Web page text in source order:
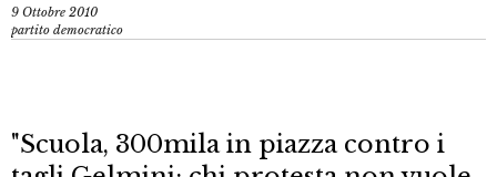
9 Ottobre 2010
partito democratico
"Scuola, 300mila in piazza contro i